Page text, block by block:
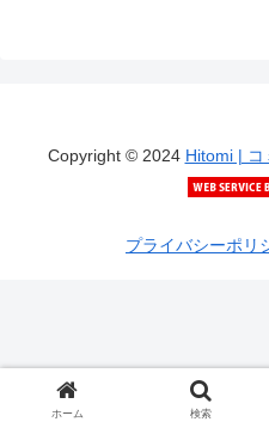
Copyright © 2024 Hitomi | コ
プライバシーポリ
ホーム 検索